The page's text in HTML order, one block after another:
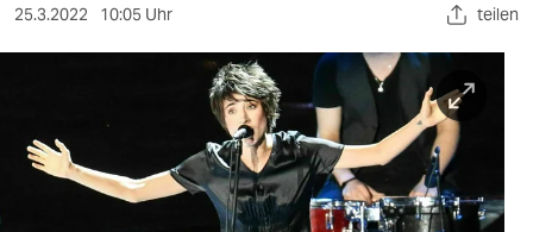
berlin
25.3.2022 10:05 Uhr teilen